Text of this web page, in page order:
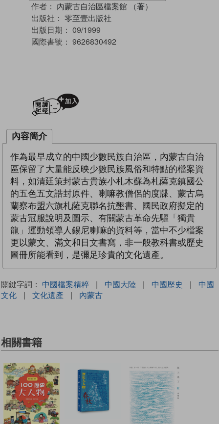
作者： 內蒙古自治區檔案館 （著）
出版社： 零至壹出版社
出版日期： 09/1999
國際書號： 9626830492
內容簡介
作為最早成立的中國少數民族自治區，內蒙古自治
區保留了大量能反映少數民族風俗和特點的檔案資
料，如清廷策封蒙古貴族小札木蘇為札薩克鎮國公
的五色五文誥封原件、喇嘛教僧侶的度牒、蒙古烏
蘭察布盟六旗札薩克聯名抗墾書、國民政府擬定的
蒙古冠服說明及圖示、有關蒙古革命先驅「獨貴
龍」運動領導人錫尼喇嘛的資料等，當中不少檔案
更以蒙文、滿文和日文書寫，非一般教科書或歷史
圖冊所能看到，是彌足珍貴的文化遺產。
關鍵字詞： 中國檔案精粹 | 中國大陸 | 中國歷史 |
中國
文化
| 文化遺產 | 內蒙古
相關書籍